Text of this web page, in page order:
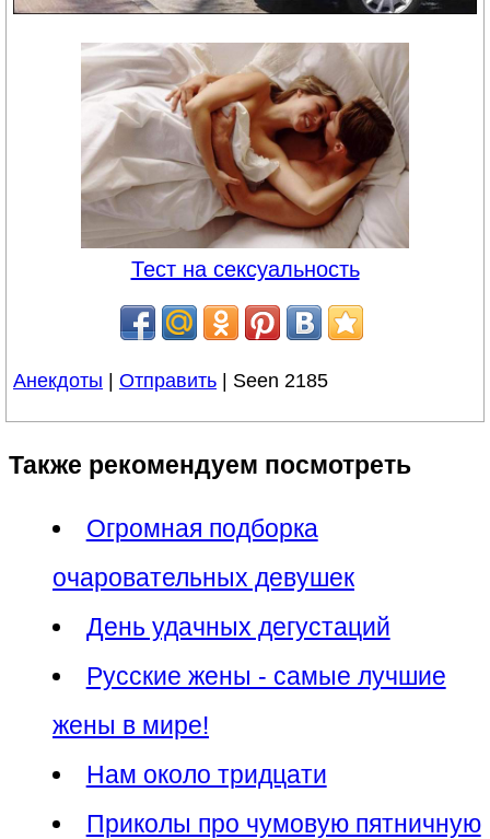
Тест на сексуальность
Анекдоты | Отправить | Seen 2185
Также рекомендуем посмотреть
Огромная подборка
очаровательных девушек
День удачных дегустаций
Русские жены - самые лучшие
жены в мире!
Нам около тридцати
Приколы про чумовую пятничную